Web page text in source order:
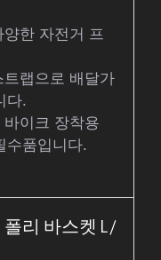
한 자전거 프
랩으로 배달가
다.
바이크 장착용
수품입니다.
리 바스켓 L /